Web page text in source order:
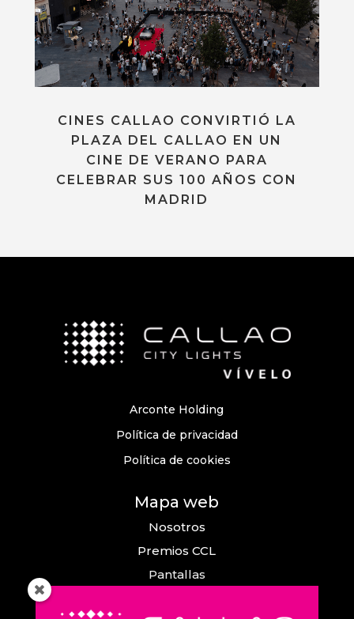
CINES CALLAO CONVIRTIÓ LA
PLAZA DEL CALLAO EN UN
CINE DE VERANO PARA
CELEBRAR SUS 100 AÑOS CON
MADRID
Arconte Holding
Política de privacidad
Política de cookies
Mapa web
Nosotros
Premios CCL
Pantallas